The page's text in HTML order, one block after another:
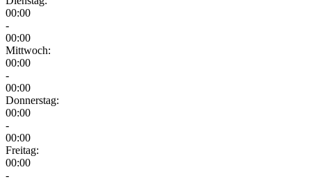
00:00
-
00:00
Mittwoch:
00:00
-
00:00
Donnerstag:
00:00
-
00:00
Freitag:
00:00
-